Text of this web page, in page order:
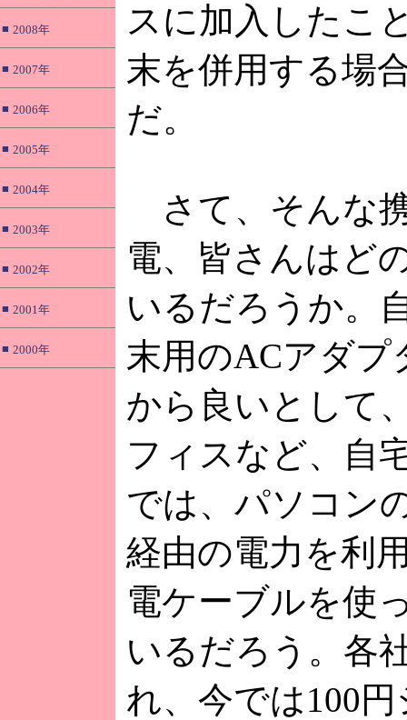
■ 2008年
■ 2007年
■ 2006年
■ 2005年
■ 2004年
■ 2003年
■ 2002年
■ 2001年
■ 2000年
スに加入したこ
末を併用する場
だ。
さて、そんな
電、皆さんはど
いるだろうか。
末用のACアダプ
から良いとして
フィスなど、自
では、パソコン
経由の電力を利
電ケーブルを使
いるだろう。各
れ、今では100